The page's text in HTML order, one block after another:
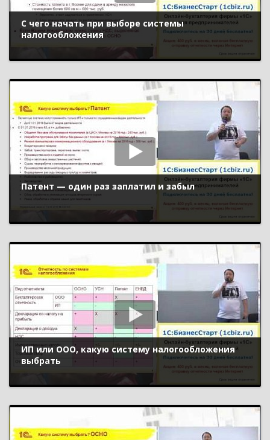
С чего начать при выборе системы
налогообложения
Патент — один раз заплатил и забыл
ИП или ООО, какую систему налогообложения
выбрать